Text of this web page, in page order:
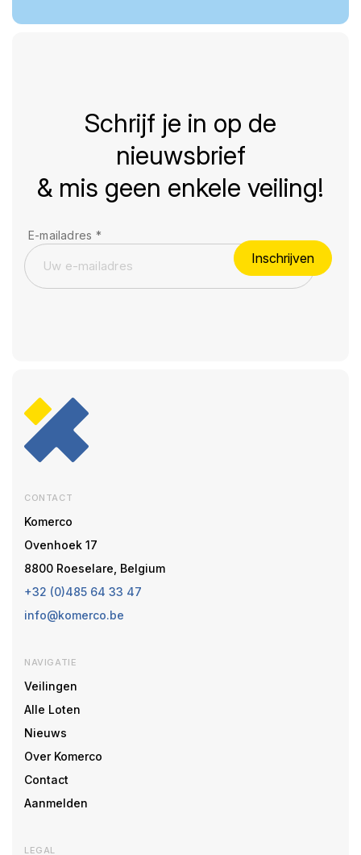
Schrijf je in op de
nieuwsbrief
& mis geen enkele veiling!
E-mailadres *
Inschrijven
CONTACT
Komerco
Ovenhoek 17
8800 Roeselare, Belgium
+32 (0)485 64 33 47
info@komerco.be
NAVIGATIE
Veilingen
Alle Loten
Nieuws
Over Komerco
Contact
Aanmelden
LEGAL